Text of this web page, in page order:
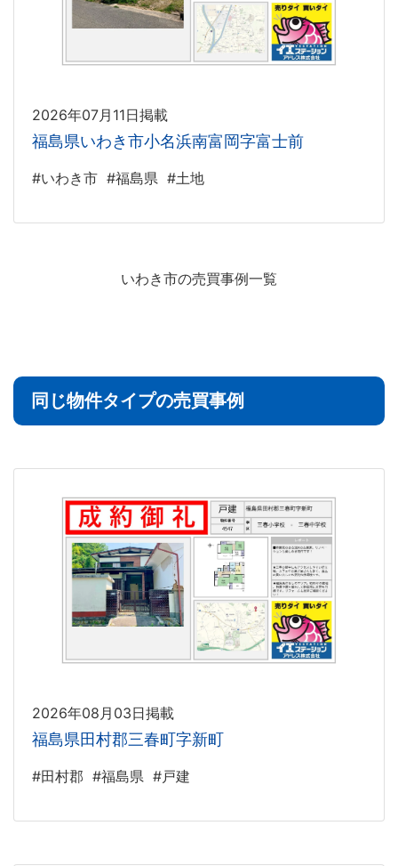
2026年07月11日掲載
福島県いわき市小名浜南富岡字富士前
#いわき市 #福島県 #土地
いわき市の売買事例一覧
同じ物件タイプの売買事例
2026年08月03日掲載
福島県田村郡三春町字新町
#田村郡 #福島県 #戸建